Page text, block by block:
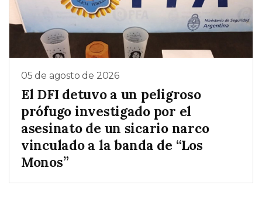
05 de agosto de 2026
El DFI detuvo a un peligroso
prófugo investigado por el
asesinato de un sicario narco
vinculado a la banda de “Los
Monos”